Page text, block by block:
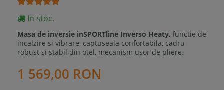
In stoc.
Masa de inversie inSPORTline Inverso Heaty, functie de
incalzire si vibrare, captuseala confortabila, cadru
robust si stabil din otel, mecanism usor de pliere.
1 569,00 RON